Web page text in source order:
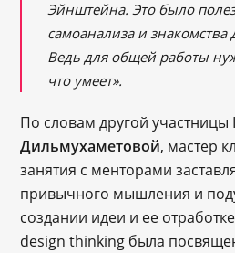
Эйнштейна. Это было
самоанализа и знакомства
Ведь для общей работы
что умеет».
По словам другой
Дильмухаметовой, мастер
занятия с менторами
привычного мышления и
создании идеи и ее
design thinking была